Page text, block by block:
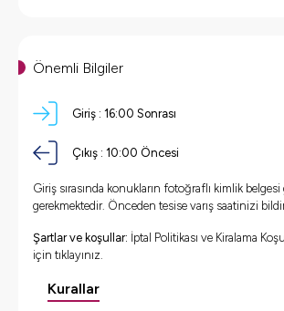
Önemli Bilgiler
Giriş : 16:00 Sonrası
Çıkış : 10:00 Öncesi
Giriş sırasında konukların fotoğraflı kimlik
gerekmektedir. Önceden tesise varış saatinizi
Şartlar ve koşullar: İptal Politikası ve Kiralama
için tıklayınız.
Kurallar